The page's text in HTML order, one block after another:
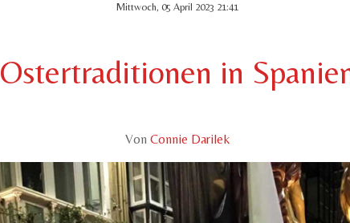
Mittwoch, 05 April 2023 21:41
Ostertraditionen in
Von Connie Darilek